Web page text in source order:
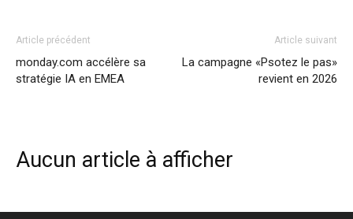
Article précédent
monday.com accélère sa
stratégie IA en EMEA
Article suivant
La campagne «Psotez le pas»
revient en 2026
Aucun article à afficher